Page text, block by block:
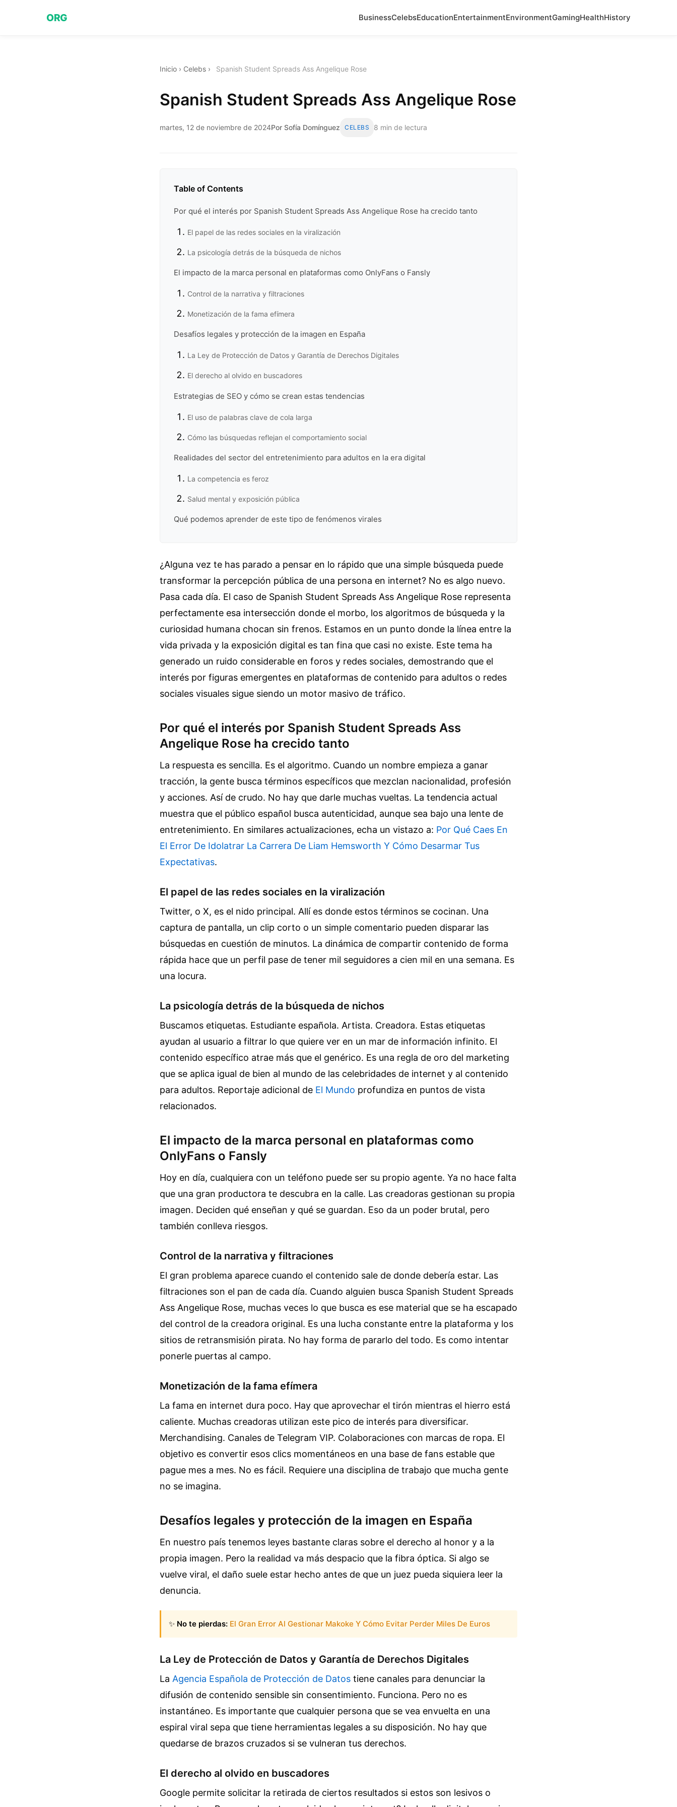
ORG BusinessCelebsEducationEntertainmentEnvironmentGamingHealthHistory
Inicio › Celebs › Spanish Student Spreads Ass Angelique Rose
Spanish Student Spreads Ass Angelique Rose
martes, 12 de noviembre de 2024Por Sofía Domínguez CELEBS 8 min de lectura
Table of Contents
Por qué el interés por Spanish Student Spreads Ass Angelique Rose ha crecido tanto
El papel de las redes sociales en la viralización
La psicología detrás de la búsqueda de nichos
El impacto de la marca personal en plataformas como OnlyFans o Fansly
Control de la narrativa y filtraciones
Monetización de la fama efímera
Desafíos legales y protección de la imagen en España
La Ley de Protección de Datos y Garantía de Derechos Digitales
El derecho al olvido en buscadores
Estrategias de SEO y cómo se crean estas tendencias
El uso de palabras clave de cola larga
Cómo las búsquedas reflejan el comportamiento social
Realidades del sector del entretenimiento para adultos en la era digital
La competencia es feroz
Salud mental y exposición pública
Qué podemos aprender de este tipo de fenómenos virales
¿Alguna vez te has parado a pensar en lo rápido que una simple búsqueda puede
transformar la percepción pública de una persona en internet? No es algo nuevo.
Pasa cada día. El caso de Spanish Student Spreads Ass Angelique Rose representa
perfectamente esa intersección donde el morbo, los algoritmos de búsqueda y la
curiosidad humana chocan sin frenos. Estamos en un punto donde la línea entre la
vida privada y la exposición digital es tan fina que casi no existe. Este tema ha
generado un ruido considerable en foros y redes sociales, demostrando que el
interés por figuras emergentes en plataformas de contenido para adultos o redes
sociales visuales sigue siendo un motor masivo de tráfico.
Por qué el interés por Spanish Student Spreads Ass
Angelique Rose ha crecido tanto
La respuesta es sencilla. Es el algoritmo. Cuando un nombre empieza a ganar
tracción, la gente busca términos específicos que mezclan nacionalidad, profesión
y acciones. Así de crudo. No hay que darle muchas vueltas. La tendencia actual
muestra que el público español busca autenticidad, aunque sea bajo una lente de
entretenimiento. En similares actualizaciones, echa un vistazo a: Por Qué Caes En
El Error De Idolatrar La Carrera De Liam Hemsworth Y Cómo Desarmar Tus
Expectativas.
El papel de las redes sociales en la viralización
Twitter, o X, es el nido principal. Allí es donde estos términos se cocinan. Una
captura de pantalla, un clip corto o un simple comentario pueden disparar las
búsquedas en cuestión de minutos. La dinámica de compartir contenido de forma
rápida hace que un perfil pase de tener mil seguidores a cien mil en una semana. Es
una locura.
La psicología detrás de la búsqueda de nichos
Buscamos etiquetas. Estudiante española. Artista. Creadora. Estas etiquetas
ayudan al usuario a filtrar lo que quiere ver en un mar de información infinito. El
contenido específico atrae más que el genérico. Es una regla de oro del marketing
que se aplica igual de bien al mundo de las celebridades de internet y al contenido
para adultos. Reportaje adicional de El Mundo profundiza en puntos de vista
relacionados.
El impacto de la marca personal en plataformas como
OnlyFans o Fansly
Hoy en día, cualquiera con un teléfono puede ser su propio agente. Ya no hace falta
que una gran productora te descubra en la calle. Las creadoras gestionan su propia
imagen. Deciden qué enseñan y qué se guardan. Eso da un poder brutal, pero
también conlleva riesgos.
Control de la narrativa y filtraciones
El gran problema aparece cuando el contenido sale de donde debería estar. Las
filtraciones son el pan de cada día. Cuando alguien busca Spanish Student Spreads
Ass Angelique Rose, muchas veces lo que busca es ese material que se ha escapado
del control de la creadora original. Es una lucha constante entre la plataforma y los
sitios de retransmisión pirata. No hay forma de pararlo del todo. Es como intentar
ponerle puertas al campo.
Monetización de la fama efímera
La fama en internet dura poco. Hay que aprovechar el tirón mientras el hierro está
caliente. Muchas creadoras utilizan este pico de interés para diversificar.
Merchandising. Canales de Telegram VIP. Colaboraciones con marcas de ropa. El
objetivo es convertir esos clics momentáneos en una base de fans estable que
pague mes a mes. No es fácil. Requiere una disciplina de trabajo que mucha gente
no se imagina.
Desafíos legales y protección de la imagen en España
En nuestro país tenemos leyes bastante claras sobre el derecho al honor y a la
propia imagen. Pero la realidad va más despacio que la fibra óptica. Si algo se
vuelve viral, el daño suele estar hecho antes de que un juez pueda siquiera leer la
denuncia.
✨ No te pierdas: El Gran Error Al Gestionar Makoke Y Cómo Evitar Perder Miles De Euros
La Ley de Protección de Datos y Garantía de Derechos Digitales
La Agencia Española de Protección de Datos tiene canales para denunciar la
difusión de contenido sensible sin consentimiento. Funciona. Pero no es
instantáneo. Es importante que cualquier persona que se vea envuelta en una
espiral viral sepa que tiene herramientas legales a su disposición. No hay que
quedarse de brazos cruzados si se vulneran tus derechos.
El derecho al olvido en buscadores
Google permite solicitar la retirada de ciertos resultados si estos son lesivos o